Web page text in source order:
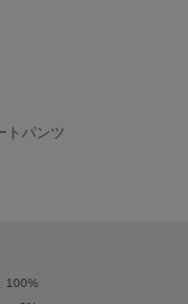
トパンツ
100%